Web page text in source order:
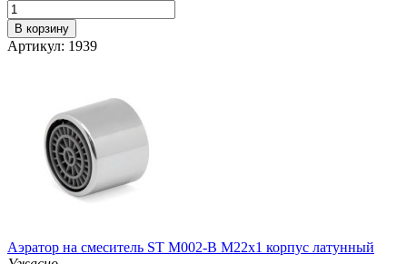
В корзину
Артикул: 1939
Аэратор на смеситель ST М002-B М22х1 корпус латунный